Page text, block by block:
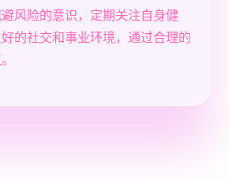
风险的意识，定期关注自身健
的社交和事业环境，通过合理的